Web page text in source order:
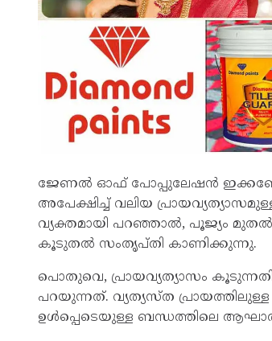
ജേണല്‍ ഓഫ് പോപ്പുലേഷന്‍
അപേക്ഷിച്ച് വലിയ
വ്യക്തമായി പറഞ്ഞാല്‍, പൂജ്യം മുതല്‍
കൂടുതല്‍ സംതൃപ്തി കാണിക്കുന്നു.
പൊതുവെ, പ്രായവ്യത്യാസം
പറയുന്നത്. വ്യത്യസ്ത
ഉള്‍പ്പെടെയുള്ള ബന്ധത്തിലെ